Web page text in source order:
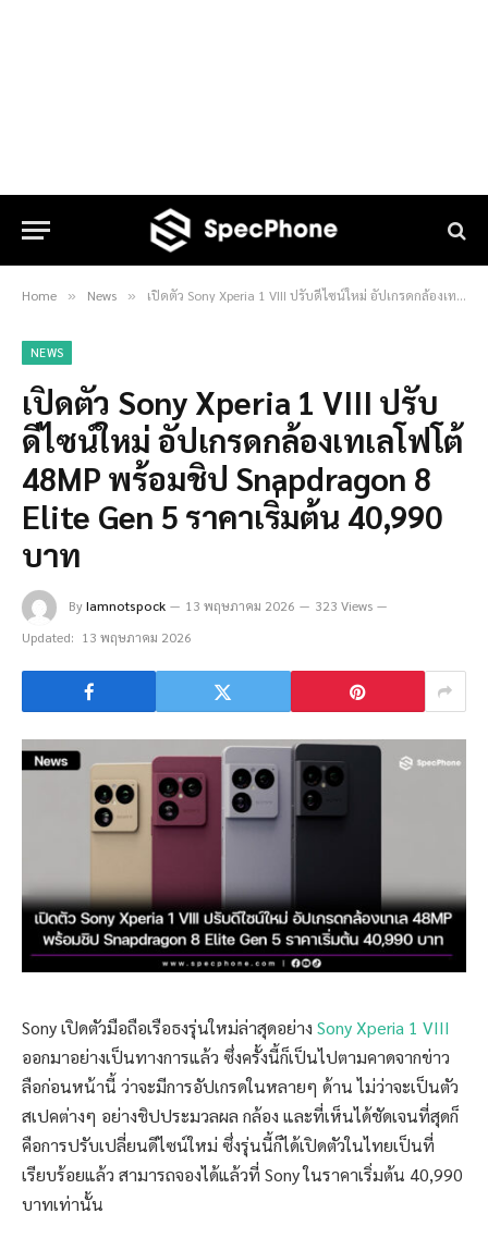
Home » News » เปิดตัว Sony Xperia 1 VIII ปรับดีไซน์ใหม่ อัปเกรดกล้องเทเลโฟโต้ 48MP พร้อมชิป Snapdragon 8 Elite Gen 5 ราคาเริ่มต้น 40,990 บาท
NEWS
เปิดตัว Sony Xperia 1 VIII ปรับ
ดีไซน์ใหม่ อัปเกรดกล้องเทเลโฟโต้
48MP พร้อมชิป Snapdragon 8
Elite Gen 5 ราคาเริ่มต้น 40,990
บาท
ByIamnotspock 13 พฤษภาคม 2026
323 Views
Updated: 13 พฤษภาคม 2026
Sony เปิดตัวมือถือเรือธงรุ่นใหม่ล่าสุดอย่าง Sony Xperia 1 VIII
ออกมาอย่างเป็นทางการแล้ว ซึ่งครั้งนี้ก็เป็นไปตามคาดจากข่าว
ลือก่อนหน้านี้ ว่าจะมีการอัปเกรดในหลายๆ ด้าน ไม่ว่าจะเป็นตัว
สเปคต่างๆ อย่างชิปประมวลผล กล้อง และที่เห็นได้ชัดเจนที่สุดก็
คือการปรับเปลี่ยนดีไซน์ใหม่ ซึ่งรุ่นนี้ก็ได้เปิดตัวในไทยเป็นที่
เรียบร้อยแล้ว สามารถจองได้แล้วที่ Sony ในราคาเริ่มต้น 40,990
บาทเท่านั้น